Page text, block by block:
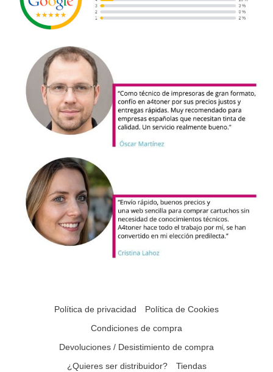
Política de privacidad
Política de Cookies
Condiciones de compra
Devoluciones / Desistimiento de compra
¿Quieres ser distribuidor?
Tiendas